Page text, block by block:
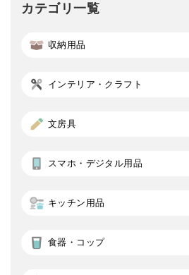
カテゴリ一覧
収納用品
インテリア・クラフト
文房具
スマホ・デジタル用品
キッチン用品
食器・コップ